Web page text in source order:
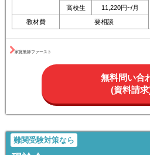
料金情報(税込)
入会金
0円
中学生
9,900円~/月
11,220円~/月
教材費
要相談